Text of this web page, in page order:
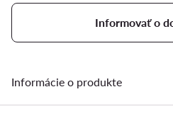
Informovať o
Informácie o produkte